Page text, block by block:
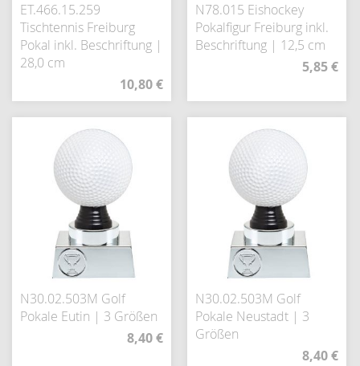
ET.466.15.259
Tischtennis Freiburg
Pokal inkl. Beschriftung |
28,0 cm
10,80 €
N78.015 Eishockey
Pokalfigur Freiburg inkl.
Beschriftung | 12,5 cm
5,85 €
N30.02.503M Golf
Pokale Eutin | 3 Größen
8,40 €
N30.02.503M Golf
Pokale Neustadt | 3
Größen
8,40 €